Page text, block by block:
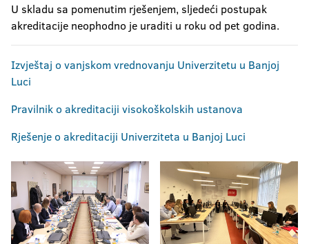
U skladu sa pomenutim rješenjem, sljedeći postupak
akreditacije neophodno je uraditi u roku od pet godina.
Izvještaj o vanjskom vrednovanju Univerzitetu u Banjoj
Luci
Pravilnik o akreditaciji visokoškolskih ustanova
Rješenje o akreditaciji Univerziteta u Banjoj Luci